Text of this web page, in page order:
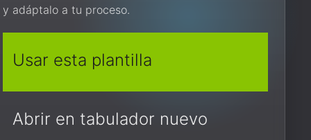
y adáptalo a tu proceso.
Usar esta plantilla
Abrir en tabulador nuevo